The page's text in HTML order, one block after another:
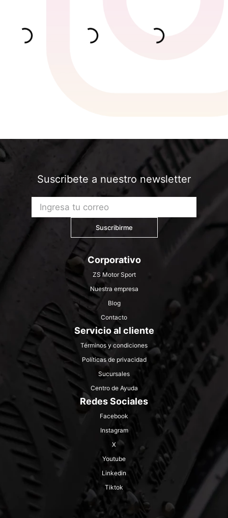
Suscribete a nuestro newsletter
Suscribirme
Corporativo
ZS Motor Sport
Nuestra empresa
Blog
Contacto
Servicio al cliente
Términos y condiciones
Políticas de privacidad
Sucursales
Centro de Ayuda
Redes Sociales
Facebook
Instagram
X
Youtube
Linkedin
Tiktok